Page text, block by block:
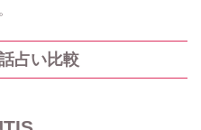
占い比較